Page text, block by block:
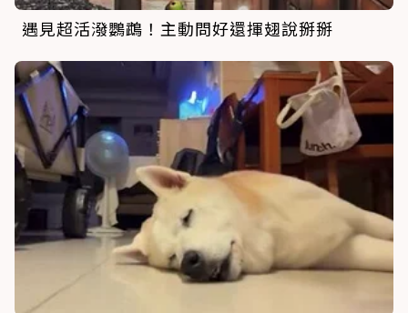
遇見超活潑鸚鵡！主動問好還揮翅說掰掰